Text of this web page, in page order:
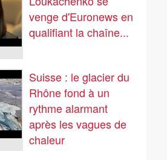
venge d'Euronews en
qualifiant la chaîne...
Suisse : le glacier du
Rhône fond à un
rythme alarmant
après les vagues de
chaleur